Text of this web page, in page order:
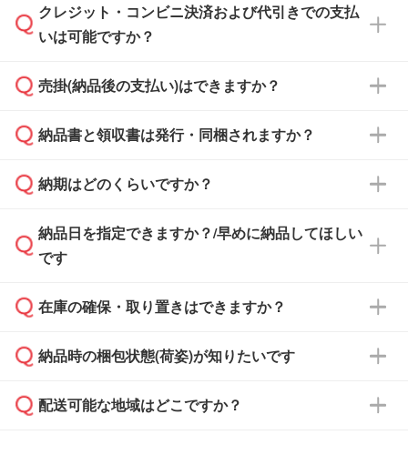
通常、翌営業日までにお送りしております。混
雑状況によっては、お時間をいただくこともご
依頼いただいた場合は、翌営業日以降のご連絡
クレジット・コンビニ決済および代引きでの支払
いは可能ですか？
銀行振込のみのご対応となります。
売掛(納品後の支払い)はできますか？
基本的には先入金をお願いしておりますが、自
どの場合は、月末締め翌月末払いに対応可能で
また、卒業・卒園記念品で対策委員会や個人様
校や幼稚園・保育園であれば、同様の条件でご
ご希望の際は担当スタッフまでお気軽にご相談
ください。
納品書と領収書は発行・同梱されますか？
納品書・領収書は ご依頼をいただいた場合の
ず、通常はPDFデータをメール添付でお送りし
ます。
たは注文フォームの『ご注文に関する備考欄』
納期はどのくらいですか？
・印刷する場合(500個程度)
ご入金、イメージ画像の校了から約2週間～2
ご入金確認後、1～2営業日で出荷いたしま
納品日を指定できますか？/早めに納品してほしい
です
ご希望の納期がある場合は、お問い合わせ・お
い。
応が可能かご案内いたします。
在庫の確保・取り置きはできますか？
ご入金確認後に在庫を確保し、注文確定のご連
はできかねますので予めご了承ください。
納品時の梱包状態(荷姿)が知りたいです
商品によって異なります。各ページにある商品
配送可能な地域はどこですか？